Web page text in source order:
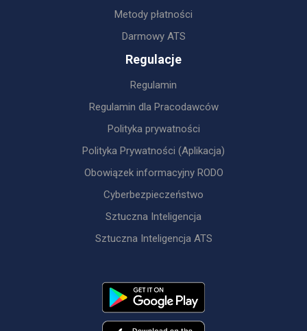
Metody płatności
Darmowy ATS
Regulacje
Regulamin
Regulamin dla Pracodawców
Polityka prywatności
Polityka Prywatności (Aplikacja)
Obowiązek informacyjny RODO
Cyberbezpieczeństwo
Sztuczna Inteligencja
Sztuczna Inteligencja ATS